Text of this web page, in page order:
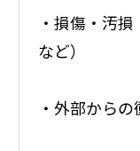
・損傷・汚
など）
・外部から